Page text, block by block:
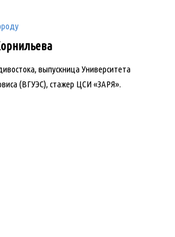
выпускница Университета
(ВГУЭС), стажер ЦСИ «ЗАРЯ».